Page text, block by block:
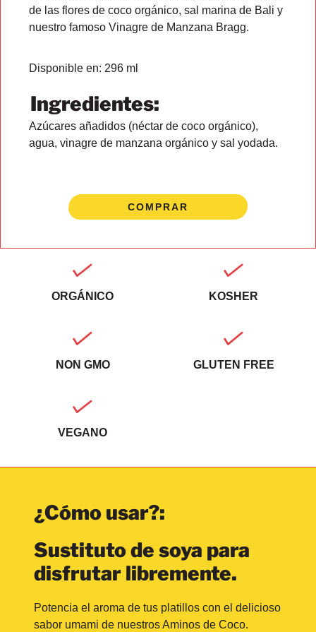
de las flores de coco orgánico, sal marina de Bali y
nuestro famoso Vinagre de Manzana Bragg.
Disponible en: 296 ml
Ingredientes:
Azúcares añadidos (néctar de coco orgánico),
agua, vinagre de manzana orgánico y sal yodada.
COMPRAR
ORGÁNICO KOSHER
NON GMO GLUTEN FREE
VEGANO
¿Cómo usar?:
Sustituto de soya para
disfrutar libremente.
Potencia el aroma de tus platillos con el delicioso
sabor umami de nuestros Aminos de Coco.